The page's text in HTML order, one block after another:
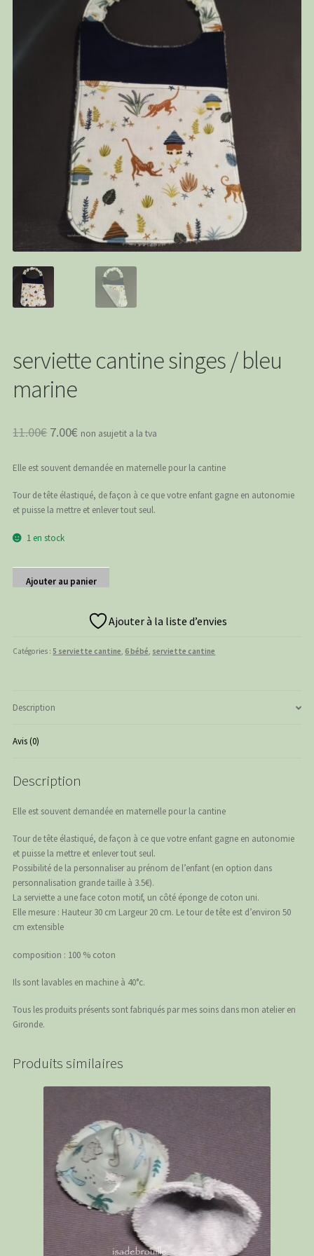
serviette cantine singes / bleu
marine
11.00€ Le
initial
était :
11.00€.
7.00€Le
actuel
est :
7.00€.
non asujetit a la tva
Elle est souvent demandée en maternelle pour la cantine
Tour de tête élastiqué, de façon à ce que votre enfant gagne en autonomie
et puisse la mettre et enlever tout seul.
1 en stock
de
/
Ajouter au panier
Ajouter à la liste d’envies
Catégories :5 serviette cantine,6 bébé, serviette cantine
Description
Avis (0)
Description
Elle est souvent demandée en maternelle pour la cantine
Tour de tête élastiqué, de façon à ce que votre enfant gagne en autonomie
et puisse la mettre et enlever tout seul.
Possibilité de la personnaliser au prénom de l’enfant (en option dans
personnalisation grande taille à 3.5€).
La serviette a une face coton motif, un côté éponge de coton uni.
Elle mesure : Hauteur 30 cm Largeur 20 cm. Le tour de tête est d’environ 50
cm extensible
composition : 100 % coton
Ils sont lavables en machine à 40°c.
Tous les produits présents sont fabriqués par mes soins dans mon atelier en
Gironde.
Produits similaires